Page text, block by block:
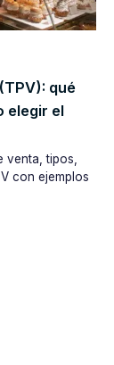
qué
elegir el
venta, tipos,
con ejemplos